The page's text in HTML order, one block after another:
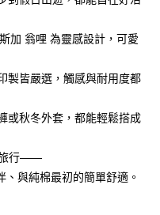
」的支付方式。 讓您購物簡單
值。
結帳。
將跳轉至「AFTEE先享後付」
完成結帳。
。
中的連結，可透過四大超商／
費
費
加 翁哩 為靈感設計，可愛
製皆嚴選，觸感與耐用度都
或秋冬外套，都能輕鬆搭成
旅行——
與純棉最初的簡單舒適。